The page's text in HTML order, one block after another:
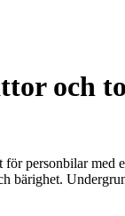
och
personbilar